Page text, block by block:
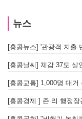
뉴스
[홍콩날씨] 체감 37도 살